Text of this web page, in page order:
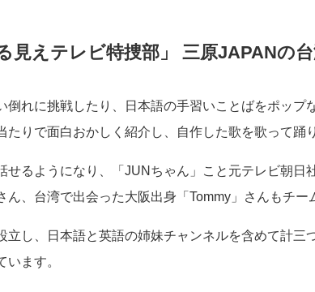
見えテレビ特捜部」 三原JAPANの
倒れに挑戦したり、日本語の手習いことばをポップ
たりで面白おかしく紹介し、自作した歌を歌って踊
せるようになり、「JUNちゃん」こと元テレビ朝日
ん、台湾で出会った大阪出身「Tommy」さんもチー
立し、日本語と英語の姉妹チャンネルを含めて計三
います。